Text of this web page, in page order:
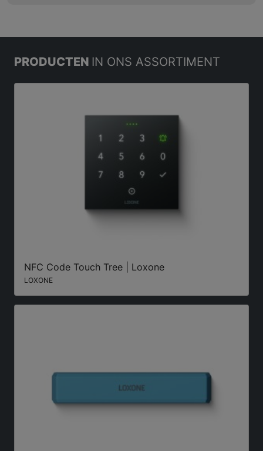
PRODUCTEN IN ONS ASSORTIMENT
NFC Code Touch Tree | Loxone
LOXONE